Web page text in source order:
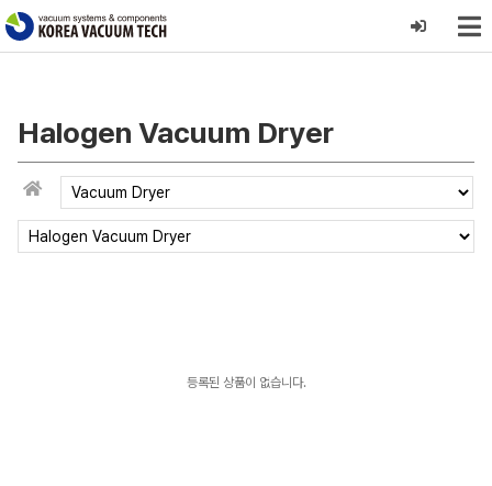
Halogen Vacuum Dryer
등록된 상품이 없습니다.